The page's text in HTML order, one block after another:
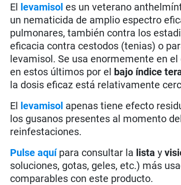
El levamisol es un veterano
un nematicida de amplio espectro
pulmonares, también contra los
eficacia contra cestodos (tenias) o
levamisol. Se usa enormemente en
en estos últimos por el bajo índice
la dosis eficaz está relativamente
El levamisol apenas tiene efecto
los gusanos presentes al momento
reinfestaciones.
Pulse aquípara consultar la lista y
soluciones, gotas, geles, etc.) más
comparables con este producto.